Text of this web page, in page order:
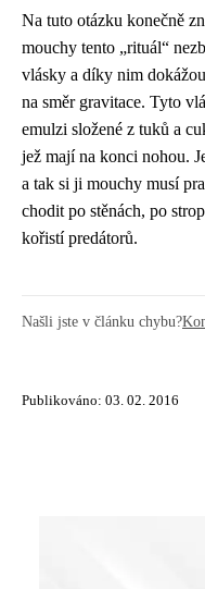
Na tuto otázku konečně
mouchy tento „rituál“
vlásky a díky nim
na směr gravitace. Tyto
emulzi složené z tuků a
jež mají na konci nohou.
a tak si ji mouchy musí
chodit po stěnách, po
kořistí predátorů.
Našli jste v článku chybu?
Publikováno: 03. 02. 2016